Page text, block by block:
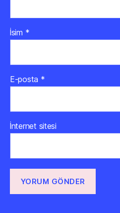
İsim *
E-posta *
İnternet sitesi